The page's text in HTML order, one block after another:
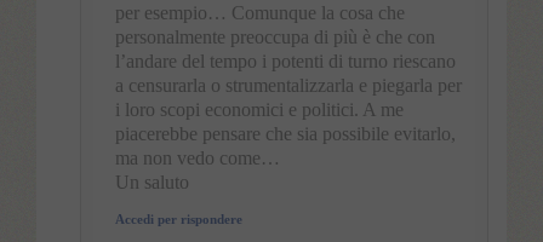
per esempio… Comunque la cosa che
personalmente preoccupa di più è che con
l’andare del tempo i potenti di turno riescano
a censurarla o strumentalizzarla e piegarla per
i loro scopi economici e politici. A me
piacerebbe pensare che sia possibile evitarlo,
ma non vedo come…
Un saluto
Accedi per rispondere